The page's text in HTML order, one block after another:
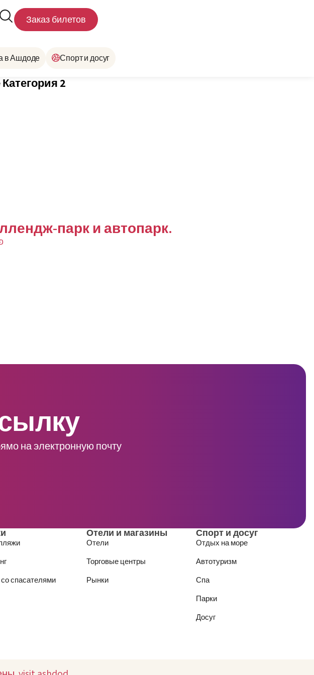
Заказ билетов
в Ашдоде Спорт и досуг
2
парк и автопарк.
на электронную почту
спасателями
Отели и магазины
Отели
Торговые центры
Рынки
Спорт и досуг
Отдых на море
Автотуризм
Спа
Парки
Досуг